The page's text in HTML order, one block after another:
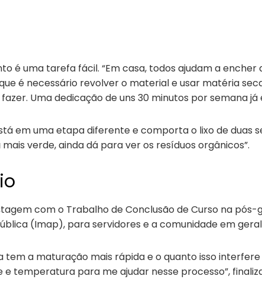
é uma tarefa fácil. “Em casa, todos ajudam a
é necessário revolver o material e usar matéria
Uma dedicação de uns 30 minutos por semana já
em uma etapa diferente e comporta o lixo de duas
verde, ainda dá para ver os resíduos orgânicos”.
com o Trabalho de Conclusão de Curso na pós-
(Imap), para servidores e a comunidade em
a maturação mais rápida e o quanto isso
temperatura para me ajudar nesse processo”,